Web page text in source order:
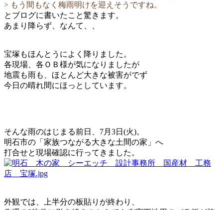
> もう間もなく梅雨明けを迎えそうですね。
とブログに書いたこと驚きます。
あまり降らず、なんて、、
宝塚もほんとうによく降りました。
各現場、各ＯＢ様が気になりましたが
地震も雨も、ほとんど大きな被害がでず
今日の晴れ間にほっとしています。
そんな雨のはじまる前日、7月3日(火)。
明石市の「家族つながる大きな土間の家」へ
打合せと現場確認に行ってきました。
外観では、上半分の板貼りが終わり、